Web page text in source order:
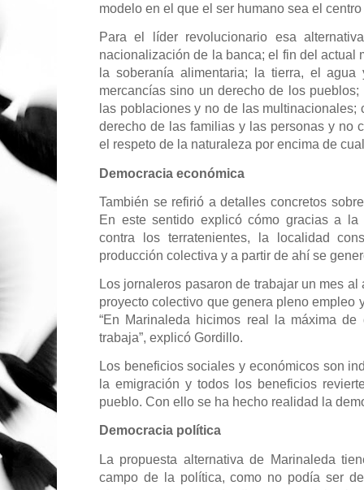
modelo en el que el ser humano sea el
Para el líder revolucionario esa
nacionalización de la banca; el fin del actual
la soberanía alimentaria; la tierra, el
mercancías sino un derecho de los
las poblaciones y no de las
derecho de las familias y las personas y no
el respeto de la naturaleza por encima de
Democracia económica
También se refirió a detalles concretos
En este sentido explicó cómo gracias a la
contra los terratenientes, la localidad
producción colectiva y a partir de ahí se
Los jornaleros pasaron de trabajar un mes
proyecto colectivo que genera pleno empleo
“En Marinaleda hicimos real la máxima
trabaja”, explicó Gordillo.
Los beneficios sociales y económicos son
la emigración y todos los beneficios
pueblo. Con ello se ha hecho realidad la
Democracia política
La propuesta alternativa de Marinaleda
campo de la política, como no podía ser